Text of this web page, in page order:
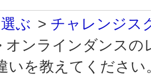
ぶ > チャレンジス
オンラインダンスの
いを教えてください